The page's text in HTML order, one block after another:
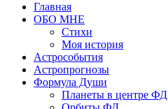
Главная
ОБО МНЕ
Стихи
Моя история
Астрособытия
Астропрогнозы
Формула Души
Планеты в центре ФД